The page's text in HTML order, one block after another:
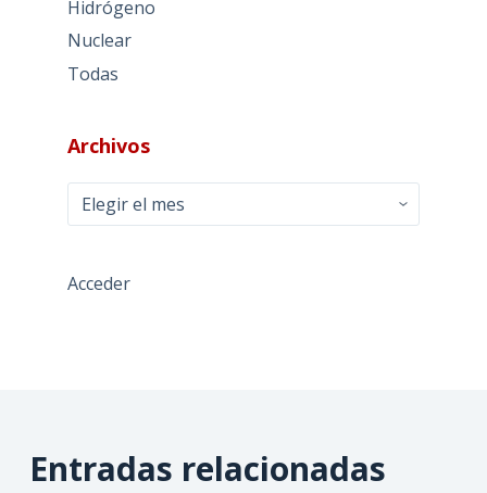
Hidrógeno
Nuclear
Todas
Archivos
Archivos
Acceder
Entradas relacionadas